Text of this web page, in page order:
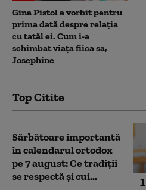
Gina Pistol a vorbit pentru
prima dată despre relația
cu tatăl ei. Cum i-a
schimbat viața fiica sa,
Josephine
Top Citite
1
Sărbătoare importantă
în calendarul ortodox
pe 7 august: Ce tradiții
se respectă și cui...